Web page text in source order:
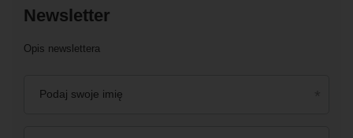
Newsletter
Opis newslettera
Podaj swoje imię